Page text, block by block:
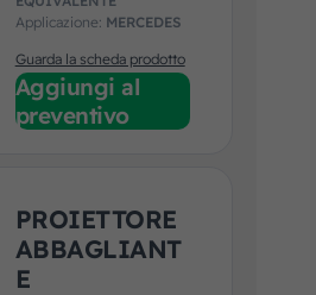
Applicazione: MERCEDES
Guarda la scheda prodotto
Aggiungi al
preventivo
PROIETTORE
ABBAGLIANT
E